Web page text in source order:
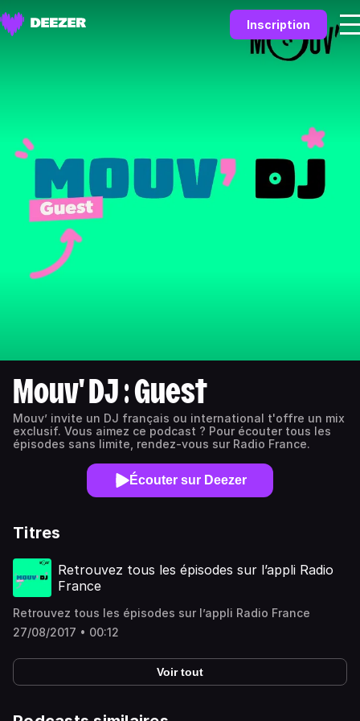
Inscription
Mouv' DJ : Guest
Mouv’ invite un DJ français ou international t'offre un mix
exclusif. Vous aimez ce podcast ? Pour écouter tous les
épisodes sans limite, rendez-vous sur Radio France.
Écouter sur Deezer
Titres
Retrouvez tous les épisodes sur l’appli Radio
France
Retrouvez tous les épisodes sur l’appli Radio France
27/08/2017 • 00:12
Voir tout